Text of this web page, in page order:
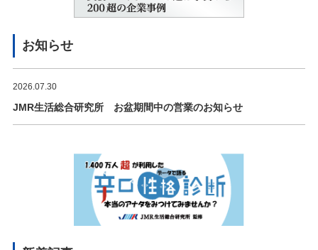
お知らせ
2026.07.30
JMR生活総合研究所 お盆期間中の営業のお知らせ